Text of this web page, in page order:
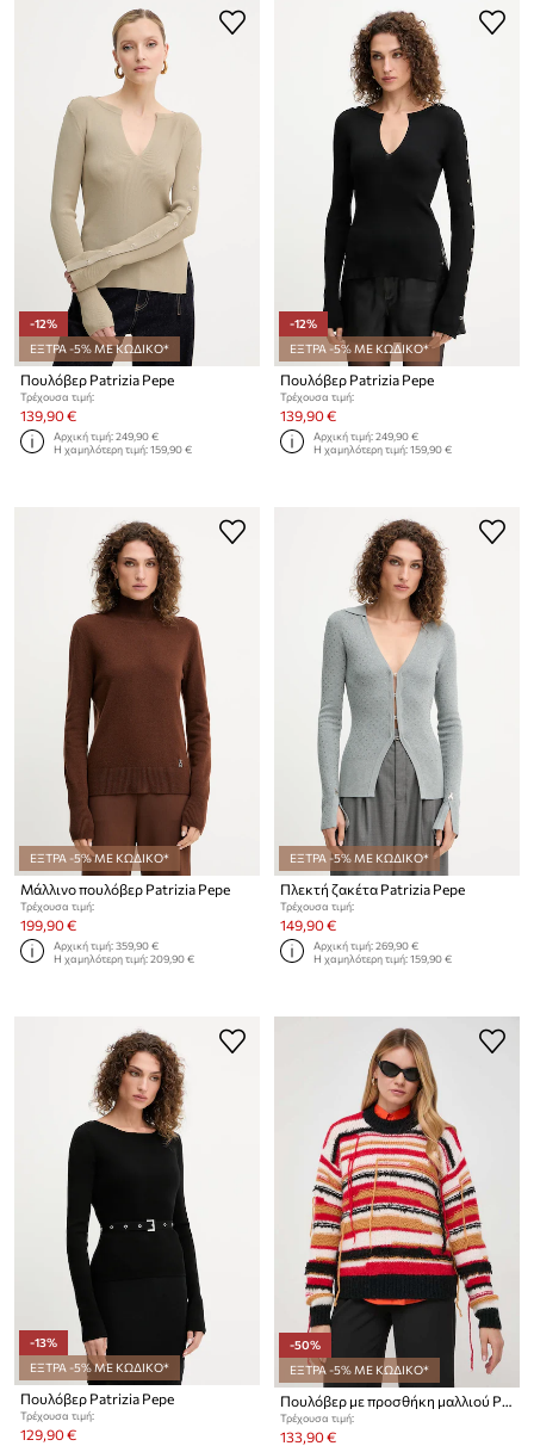
-12%
ΕΞΤΡΑ -5% ΜΕ ΚΩΔΙΚΟ*
Πουλόβερ Patrizia Pepe
Τρέχουσα τιμή:
139,90 €
Αρχική τιμή:249,90 €
Η χαμηλότερη τιμή:159,90 €
-12%
ΕΞΤΡΑ -5% ΜΕ ΚΩΔΙΚΟ*
Πουλόβερ Patrizia Pepe
Τρέχουσα τιμή:
139,90 €
Αρχική τιμή:249,90 €
Η χαμηλότερη τιμή:159,90 €
ΕΞΤΡΑ -5% ΜΕ ΚΩΔΙΚΟ*
Μάλλινο πουλόβερ Patrizia Pepe
Τρέχουσα τιμή:
199,90 €
Αρχική τιμή:359,90 €
Η χαμηλότερη τιμή:209,90 €
ΕΞΤΡΑ -5% ΜΕ ΚΩΔΙΚΟ*
Πλεκτή ζακέτα Patrizia Pepe
Τρέχουσα τιμή:
149,90 €
Αρχική τιμή:269,90 €
Η χαμηλότερη τιμή:159,90 €
-13%
ΕΞΤΡΑ -5% ΜΕ ΚΩΔΙΚΟ*
Πουλόβερ Patrizia Pepe
Τρέχουσα τιμή:
129,90 €
-50%
ΕΞΤΡΑ -5% ΜΕ ΚΩΔΙΚΟ*
Πουλόβερ με προσθήκη μαλλιού Patrizia Pepe
Τρέχουσα τιμή:
133,90 €